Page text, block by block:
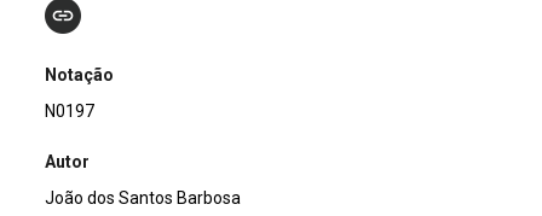
Notação
N0197
Autor
João dos Santos Barbosa